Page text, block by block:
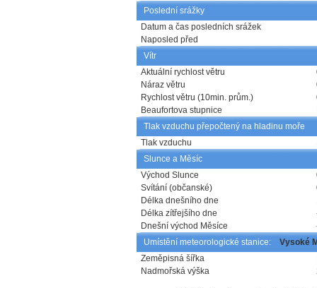
Poslední srážky
Datum a čas posledních srážek
Naposled před
Vítr
Aktuální rychlost větru
Náraz větru
Rychlost větru (10min. prům.)
Beaufortova stupnice
Tlak vzduchu přepočtený na hladinu moře
Tlak vzduchu
Slunce a Měsíc
Východ Slunce
Svítání (občanské)
Délka dnešního dne
Délka zítřejšího dne
Dnešní východ Měsíce
Umístění meteorologické stanice: Vysoké
Zeměpisná šířka
Nadmořská výška